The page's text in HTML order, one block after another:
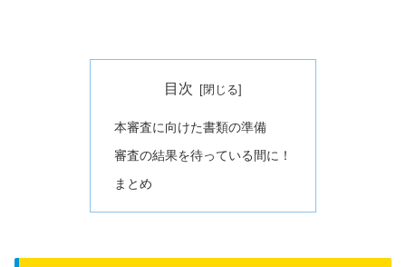
目次
本審査に向けた書類の準備
審査の結果を待っている間に！
まとめ